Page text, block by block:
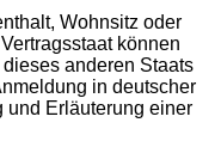
Wohnsitz oder
können
anderen Staats
in deutscher
und Erläuterung einer